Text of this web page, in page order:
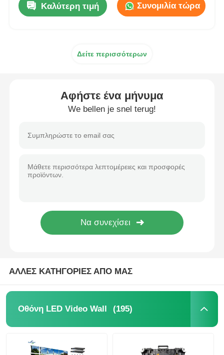
Καλύτερη τιμή Συνομιλία τώρα
Δείτε περισσότερων
Αφήστε ένα μήνυμα
We bellen je snel terug!
ΑΛΛΕΣ ΚΑΤΗΓΟΡΙΕΣ ΑΠΟ ΜΑΣ
Οθόνη LED Video Wall (195)